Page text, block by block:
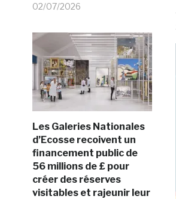
02/07/2026
Les Galeries Nationales
d’Ecosse recoivent un
financement public de
56 millions de £ pour
créer des réserves
visitables et rajeunir leur